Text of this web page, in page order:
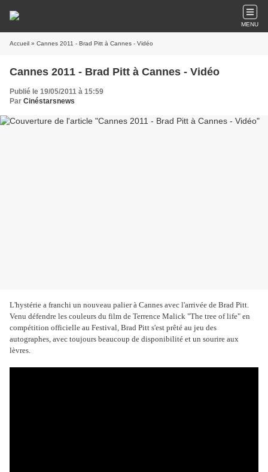
MENU
Accueil » Cannes 2011 - Brad Pitt à Cannes - Vidéo
Cannes 2011 - Brad Pitt à Cannes - Vidéo
Publié le 19/05/2011 à 15:59
Par Cinéstarsnews
L'hystérie a franchi un nouveau palier à Cannes avec l'arrivée de Brad Pitt.
Venu défendre les couleurs du film de Terrence Malick "The tree of life" en
compétition officielle au Festival, Brad Pitt s'est prêté au jeu des
autographes, avec toujours beaucoup de disponibilité et un sourire aux
lèvres.